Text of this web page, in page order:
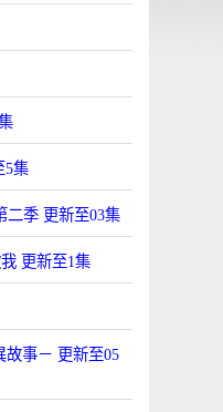
5集
二季 更新至03集
更新至1集
故事－ 更新至05